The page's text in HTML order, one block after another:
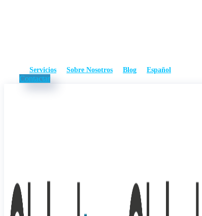
Servicios Sobre Nosotros Blog Español
Contactar